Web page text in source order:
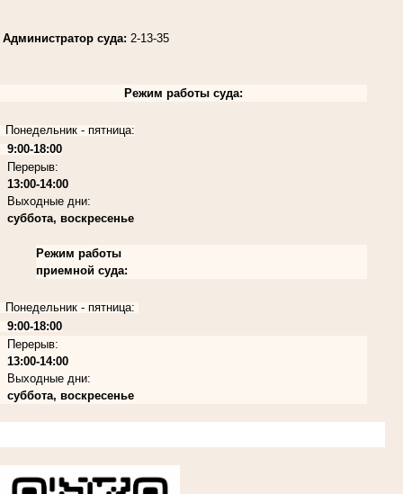
Администратор суда: 2-13-35
Режим работы суда:
Понедельник - пятница:
9:00-18:00
Перерыв:
13:00-14:00
Выходные дни:
суббота, воскресенье
Режим работы
приемной суда:
Понедельник - пятница:
9:00-18:00
Перерыв:
13:00-14:00
Выходные дни:
суббота, воскресенье